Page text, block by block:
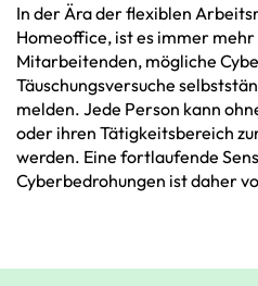
In der Äraderflexiblen
Homeoffice, istes immer mehr
Mitarbeitenden, mögliche
Täuschungsversuche
melden. Jede Person kann
oder ihren Tätigkeitsbereich
werden. Eine fortlaufende
Cyberbedrohungen istdaher